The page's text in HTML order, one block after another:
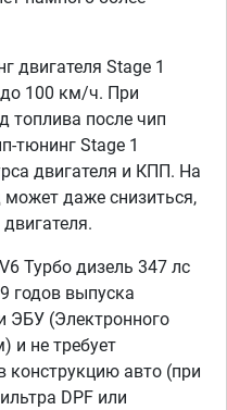
двигателя Stage 1
100 км/ч. При
топлива после чип
тюнинг Stage 1
двигателя и КПП. На
может даже снизиться,
Турбо дизель 347 лс
годов выпуска
ЭБУ (Электронного
и не требует
конструкцию авто (при
DPF или